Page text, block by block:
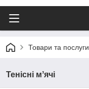
Товари та послуги
Тенісні мʼячі